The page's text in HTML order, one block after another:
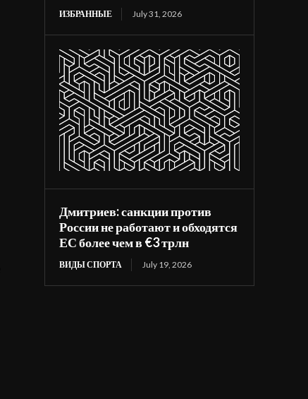
ИЗБРАННЫЕ July 31, 2026
Дмитриев: санкции против
России не работают и обходятся
ЕС более чем в €3 трлн
ВИДЫ СПОРТА July 19, 2026